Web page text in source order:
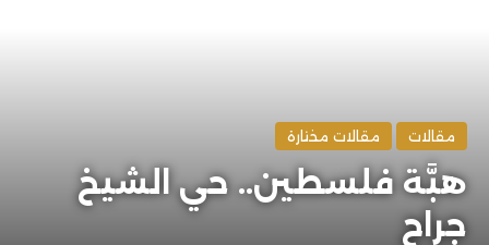
مقالات مقالات مختارة
هبَّة فلسطين.. حي الشيخ
جراح